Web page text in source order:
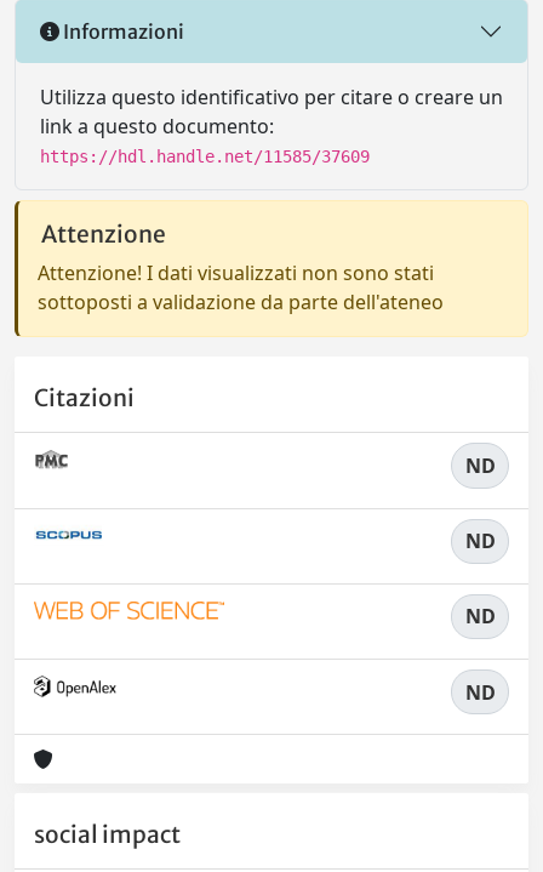
Informazioni
Utilizza questo identificativo per citare o creare un
link a questo documento:
https://hdl.handle.net/11585/37609
Attenzione
Attenzione! I dati visualizzati non sono stati
sottoposti a validazione da parte dell'ateneo
Citazioni
ND
ND
ND
ND
social impact